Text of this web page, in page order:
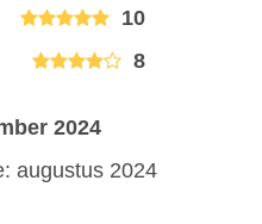
10
8
2024
augustus 2024